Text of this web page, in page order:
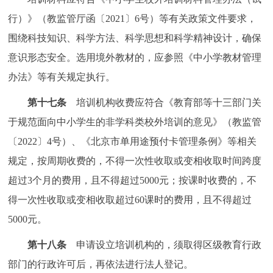
行）》（教监管厅函〔2021〕6号）等有关政策文件要求，
围绕科技知识、科学方法、科学思想和科学精神设计，确保
意识形态安全。选用境外教材的，应参照《中小学教材管理
办法》等有关规定执行。
第十七条培训机构收费应符合《教育部等十三部门关
于规范面向中小学生的非学科类校外培训的意见》（教监管
〔2022〕4号）、《北京市单用途预付卡管理条例》等相关
规定，按周期收费的，不得一次性收取或变相收取时间跨度
超过3个月的费用，且不得超过5000元；按课时收费的，不
得一次性收取或变相收取超过60课时的费用，且不得超过
5000元。
第十八条 申请设立培训机构的，须取得区级教育行政
部门的行政许可后，再依法进行法人登记。